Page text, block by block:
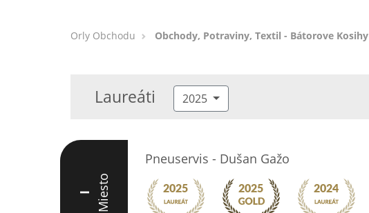
Orly Obchodu Obchody, Potraviny, Textil - Bátorove Kosihy
Laureáti 2025
I Miesto
Pneuservis - Dušan Gažo